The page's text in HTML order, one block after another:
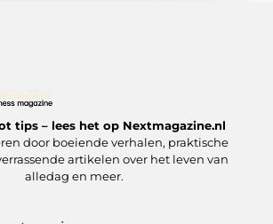
tips – lees het op Nextmagazine.nl
door boeiende verhalen, praktische
artikelen over het leven van
alledag en meer.